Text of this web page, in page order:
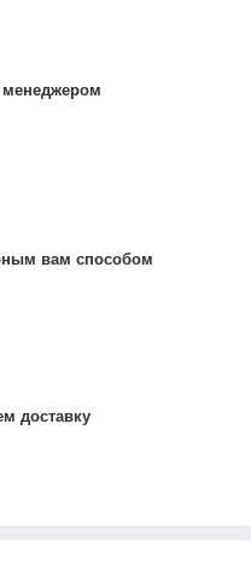
менеджером
вам способом
доставку